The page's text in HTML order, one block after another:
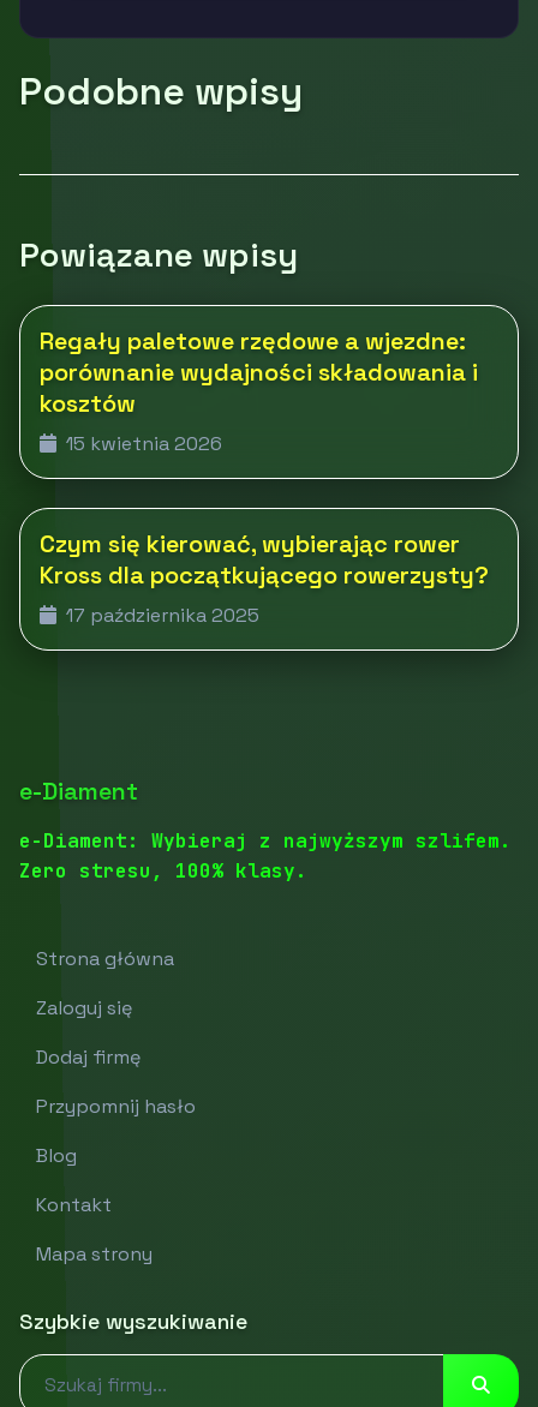
Podobne wpisy
Powiązane wpisy
Regały paletowe rzędowe a wjezdne:
porównanie wydajności składowania i
kosztów
15 kwietnia 2026
Czym się kierować, wybierając rower
Kross dla początkującego rowerzysty?
17 października 2025
e-Diament
e-Diament: Wybieraj z najwyższym szlifem.
Zero stresu, 100% klasy.
Strona główna
Zaloguj się
Dodaj firmę
Przypomnij hasło
Blog
Kontakt
Mapa strony
Szybkie wyszukiwanie